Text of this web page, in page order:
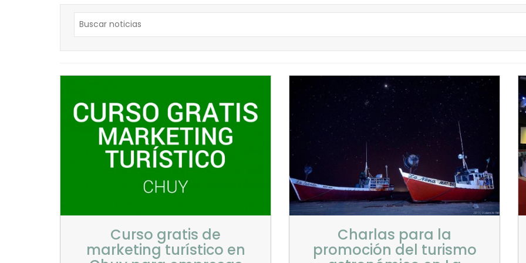
Curso gratis de
marketing turístico en
Charlas para la
promoción del turismo